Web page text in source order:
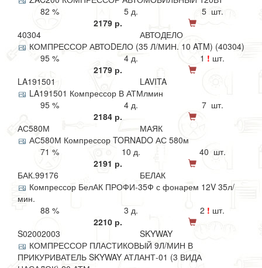
82 %
5 д.
5 шт.
2179 р.
40304
АВТОДЕЛО
КОМПРЕССОР АВТОDЕЛО (35 Л/МИН. 10 ATM) (40304)
95 %
4 д. 1 ! шт.
2179 р.
LA191501
LAVITA
LA191501 Компрессор В АТМлмин
95 %
4 д.
7 шт.
2184 р.
АС580М
МАЯК
АС580М Компрессор TORNADO АС 580м
71 %
10 д.
40 шт.
2191 р.
БАК.99176
БЕЛАК
Компрессор БелАК ПРОФИ-35Ф с фонарем 12V 35л/
мин.
88 %
3 д. 2 ! шт.
2210 р.
S02002003
SKYWAY
КОМПРЕССОР ПЛАСТИКОВЫЙ 9Л/МИН В
ПРИКУРИВАТЕЛЬ SKYWAY АТЛАНТ-01 (3 ВИДА